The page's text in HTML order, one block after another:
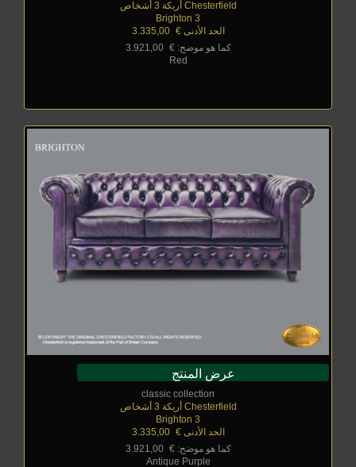
Chesterfield أريكة 3 أشخاص
Brighton 3
الحد الأدنى € _
3.335,00
كما هو موضح: € _
3.921,00
Red
عرض المنتج
classic collection
Chesterfield أريكة 3 أشخاص
Brighton 3
الحد الأدنى € _
3.335,00
كما هو موضح: € _
3.921,00
Antique Purple